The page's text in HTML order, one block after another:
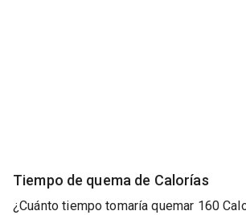
Tiempo de quema de Calorías
¿Cuánto tiempo tomaría quemar 160